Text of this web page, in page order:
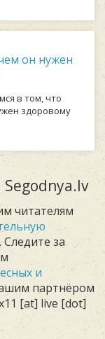
он нужен
в том, что
здоровому
читателям
за
и
партнёром
[at] live [dot]